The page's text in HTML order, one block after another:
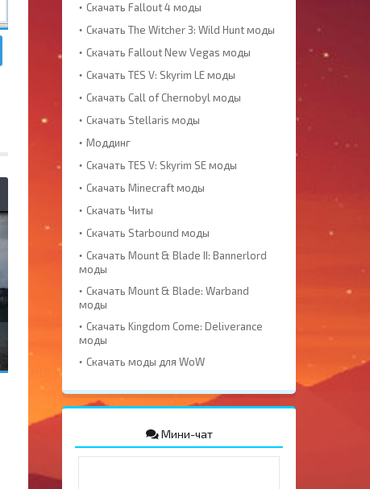
Скачать Fallout 4 моды
Скачать The Witcher 3: Wild Hunt моды
Скачать Fallout New Vegas моды
Скачать TES V: Skyrim LE моды
Скачать Call of Chernobyl моды
Скачать Stellaris моды
Моддинг
Скачать TES V: Skyrim SE моды
Скачать Minecraft моды
Скачать Читы
Скачать Starbound моды
Скачать Mount & Blade II: Bannerlord
моды
Скачать Mount & Blade: Warband
моды
Скачать Kingdom Come: Deliverance
моды
Скачать моды для WoW
Мини-чат